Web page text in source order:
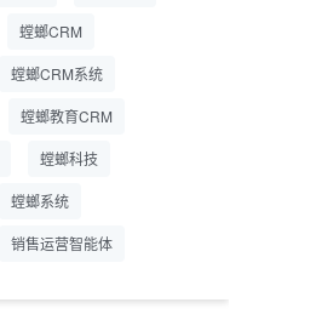
螳螂CRM
螳螂CRM系统
螳螂教育CRM
螳螂科技
螳螂系统
销售运营智能体